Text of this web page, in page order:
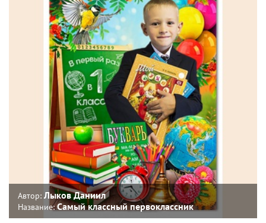
Автор: Лыков Даниил
Название:Самый классный первоклассник